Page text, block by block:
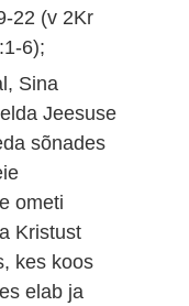
22 (v 2Kr
6);
Sina
Jeesuse
sõnades
ometi
Kristust
kes koos
elab ja